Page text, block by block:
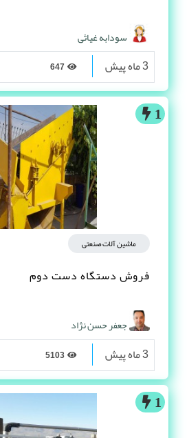
سودابه غیاثی
3 ماه پیش
1
ماشین آلات صنعتی
فروش دستگاه دست دوم
جعفر حسن نژاد
3 ماه پیش
1